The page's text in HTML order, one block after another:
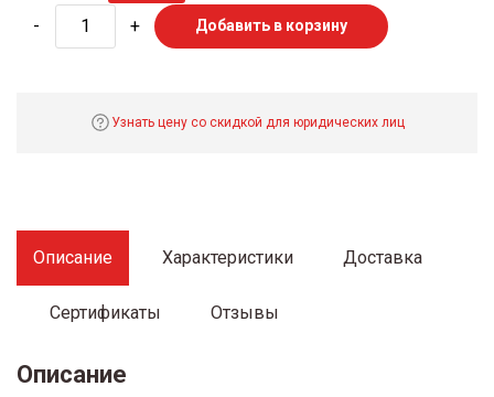
- + Добавить в корзину
Узнать цену со скидкой для юридических лиц
Описание Характеристики Доставка
Сертификаты Отзывы
Описание